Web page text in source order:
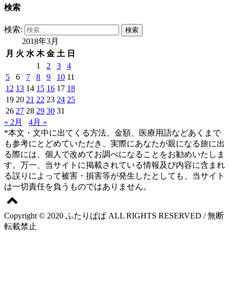
検索
検索:
2018年3月
月 火 水 木 金 土 日
1
2 3
4
5
6 7 8 9 10 11
12 13 14 15 16 17 18
19 20 21 22 23 24 25
26 27 28 29 30 31
« 2月
4月 »
*本文・文中に出てくる方法、金額、医療用語などあくまで
も参考にとどめていただき、実際にあなたが親になる旅に出
る際には、個人で改めてお調べになることをお勧めいたしま
す。万一、当サイトに掲載されている情報及び内容に含まれ
る誤りによって被害・損害等が発生したとしても、当サイト
は一切責任を負うものではありません。
Copyright © 2020 ふたりぱぱ ALL RIGHTS RESERVED / 無断
転載禁止